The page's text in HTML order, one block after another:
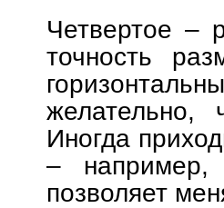
Четвертое –
точность
желательно,
Иногда
– например,
позволяет